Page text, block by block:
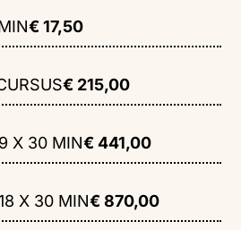
€ 17,50
€ 215,00
X 30 MIN€ 441,00
X 30 MIN€ 870,00